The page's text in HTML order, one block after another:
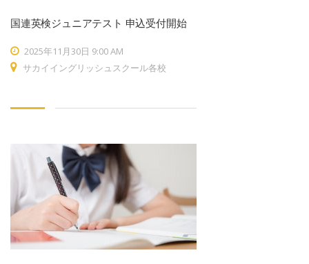
国連英検ジュニアテスト 申込受付開始
2025年11月30日 9:00 AM
サカイイングリッシュスクール各校